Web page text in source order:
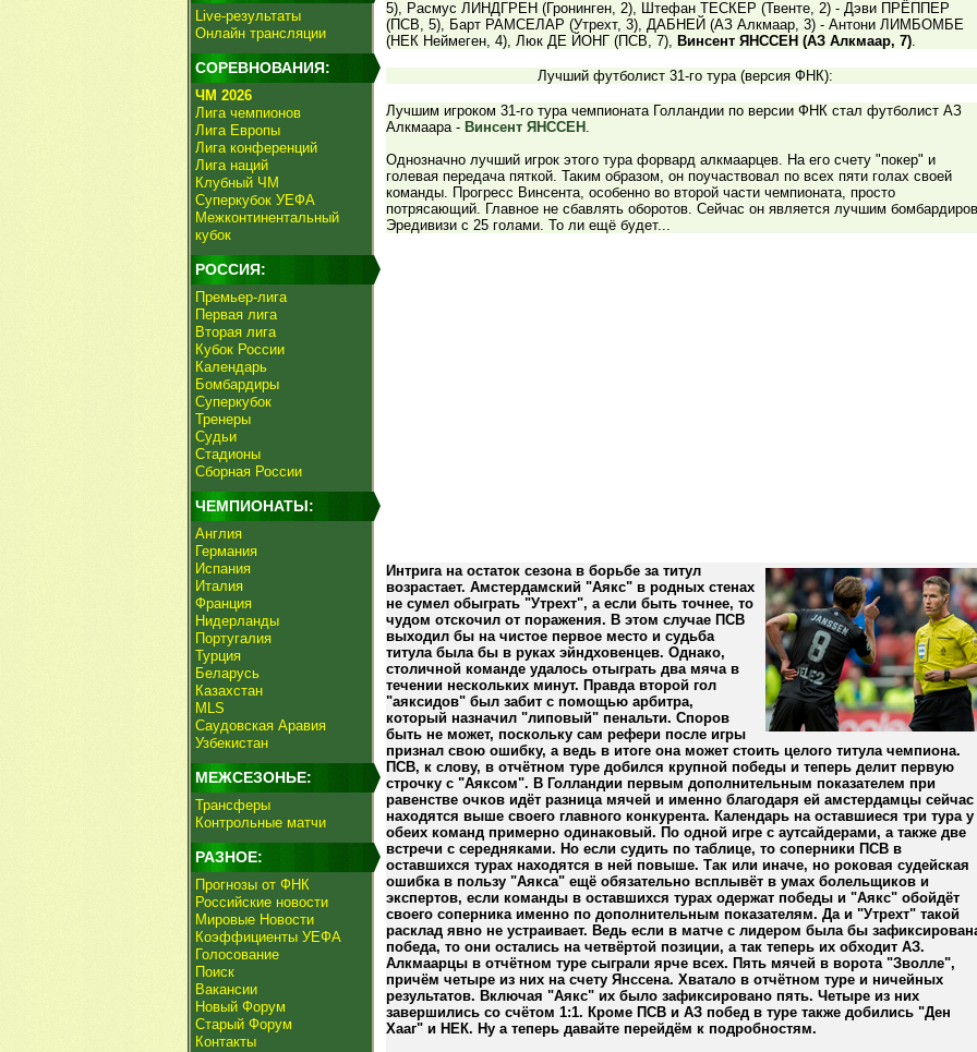
Live-результаты
Онлайн трансляции
СОРЕВНОВАНИЯ:
ЧМ 2026
Лига чемпионов
Лига Европы
Лига конференций
Лига наций
Клубный ЧМ
Суперкубок УЕФА
Межконтинентальный
кубок
РОССИЯ:
Премьер-лига
Первая лига
Вторая лига
Кубок России
Календарь
Бомбардиры
Суперкубок
Тренеры
Судьи
Стадионы
Сборная России
ЧЕМПИОНАТЫ:
Англия
Германия
Испания
Италия
Франция
Нидерланды
Португалия
Турция
Беларусь
Казахстан
MLS
Саудовская Аравия
Узбекистан
МЕЖСЕЗОНЬЕ:
Трансферы
Контрольные матчи
РАЗНОЕ:
Прогнозы от ФНК
Российские новости
Мировые Новости
Коэффициенты УЕФА
Голосование
Поиск
Вакансии
Новый Форум
Старый Форум
Контакты
5), Расмус ЛИНДГРЕН (Гронинген, 2), Штефан ТЕСКЕР (Твенте, 2) - Дэви ПРЁППЕР
(ПСВ, 5), Барт РАМСЕЛАР (Утрехт, 3), ДАБНЕЙ (АЗ Алкмаар, 3) - Антони ЛИМБОМБЕ
(НЕК Неймеген, 4), Люк ДЕ ЙОНГ (ПСВ, 7), Винсент ЯНССЕН (АЗ Алкмаар, 7).
Лучший футболист 31-го тура (версия ФНК):
Лучшим игроком 31-го тура чемпионата Голландии по версии ФНК стал футболист АЗ
Алкмаара - Винсент ЯНССЕН .
Однозначно лучший игрок этого тура форвард алкмаарцев. На его счету "покер" и
голевая передача пяткой. Таким образом, он поучаствовал по всех пяти голах своей
команды. Прогресс Винсента, особенно во второй части чемпионата, просто
потрясающий. Главное не сбавлять оборотов. Сейчас он является лучшим бомбардиров
Эредивизи с 25 голами. То ли ещё будет...
Интрига на остаток сезона в борьбе за титул
возрастает. Амстердамский "Аякс" в родных стенах
не сумел обыграть "Утрехт", а если быть точнее, то
чудом отскочил от поражения. В этом случае ПСВ
выходил бы на чистое первое место и судьба
титула была бы в руках эйндховенцев. Однако,
столичной команде удалось отыграть два мяча в
течении нескольких минут. Правда второй гол
"аяксидов" был забит с помощью арбитра,
который назначил "липовый" пенальти. Споров
быть не может, поскольку сам рефери после игры
признал свою ошибку, а ведь в итоге она может стоить целого титула чемпиона.
ПСВ, к слову, в отчётном туре добился крупной победы и теперь делит первую
строчку с "Аяксом". В Голландии первым дополнительным показателем при
равенстве очков идёт разница мячей и именно благодаря ей амстердамцы сейчас
находятся выше своего главного конкурента. Календарь на оставшиеся три тура у
обеих команд примерно одинаковый. По одной игре с аутсайдерами, а также две
встречи с середняками. Но если судить по таблице, то соперники ПСВ в
оставшихся турах находятся в ней повыше. Так или иначе, но роковая судейская
ошибка в пользу "Аякса" ещё обязательно всплывёт в умах болельщиков и
экспертов, если команды в оставшихся турах одержат победы и "Аякс" обойдёт
своего соперника именно по дополнительным показателям. Да и "Утрехт" такой
расклад явно не устраивает. Ведь если в матче с лидером была бы
победа, то они остались на четвёртой позиции, а так теперь их обходит АЗ.
Алкмаарцы в отчётном туре сыграли ярче всех. Пять мячей в ворота "Зволле",
причём четыре из них на счету Янссена. Хватало в отчётном туре и ничейных
результатов. Включая "Аякс" их было зафиксировано пять. Четыре из них
завершились со счётом 1:1. Кроме ПСВ и АЗ побед в туре также добились "Ден
Хааг" и НЕК. Ну а теперь давайте перейдём к подробностям.